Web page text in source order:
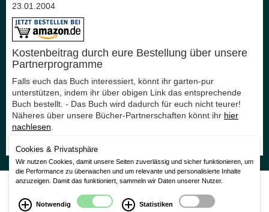
23.01.2004
Kostenbeitrag durch eure Bestellung über unsere
Partnerprogramme
Falls euch das Buch interessiert, könnt ihr garten-pur
unterstützen, indem ihr über obigen Link das entsprechende
Buch bestellt. - Das Buch wird dadurch für euch nicht teurer!
Näheres über unsere Bücher-Partnerschaften könnt ihr hier
nachlesen
Vielen Dank für eure Unterstützung!
Nutzungsbedingungen|Impressum| Datenschutzerklärung
CMS Laurin Version 3.0
Cookies & Privatsphäre
Wir nutzen Cookies, damit unsere Seiten zuverlässig und sicher funktionieren, um
die Performance zu überwachen und um relevante und personalisierte Inhalte
anzuzeigen. Damit das funktioniert, sammeln wir Daten unserer Nutzer.
Notwendig Statistiken